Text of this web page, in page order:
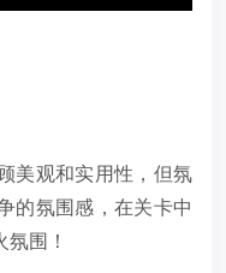
美观和实用性，但氛
的氛围感，在关卡中
围！